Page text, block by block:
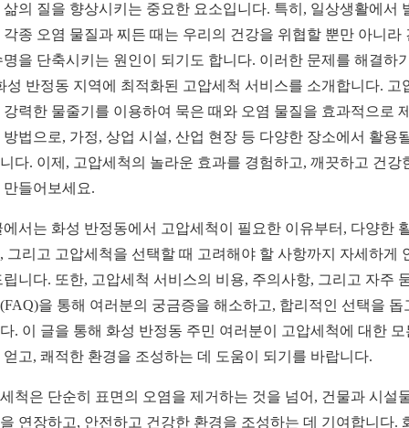
삶의 질을 향상시키는 중요한 요소입니다. 특히, 일상생활에서
각종 오염 물질과 찌든 때는 우리의 건강을 위협할 뿐만 아니라
명을 단축시키는 원인이 되기도 합니다. 이러한 문제를 해결하
성 반정동 지역에 최적화된 고압세척 서비스를 소개합니다. 고
강력한 물줄기를 이용하여 묵은 때와 오염 물질을 효과적으로
방법으로, 가정, 상업 시설, 산업 현장 등 다양한 장소에서 활용
다. 이제, 고압세척의 놀라운 효과를 경험하고, 깨끗하고 건강
만들어보세요.
에서는 화성 반정동에서 고압세척이 필요한 이유부터, 다양한
그리고 고압세척을 선택할 때 고려해야 할 사항까지 자세하게
립니다. 또한, 고압세척 서비스의 비용, 주의사항, 그리고 자주
을 통해 여러분의 궁금증을 해소하고, 합리적인 선택을 돕
. 이 글을 통해 화성 반정동 주민 여러분이 고압세척에 대한 모
얻고, 쾌적한 환경을 조성하는 데 도움이 되기를 바랍니다.
척은 단순히 표면의 오염을 제거하는 것을 넘어, 건물과 시설
연장하고, 안전하고 건강한 환경을 조성하는 데 기여합니다.